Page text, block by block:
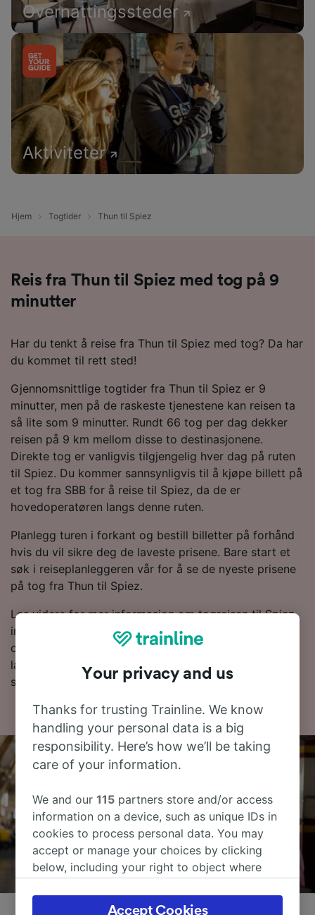
Overnattingssteder
Aktiviteter
Hjem Togtider Thun til Spiez
Reis fra Thun til Spiez med tog på 9
minutter
Har du tenkt å reise fra Thun til Spiez med tog? Da har
du kommet til rett sted!
Gjennomsnittlige togtider fra Thun til Spiez er 9
minutter, men på de raskeste tjenestene kan reisen ta
så lite som 9 minutter. Rundt 66 tog per dag dekker
reisen på 9 km mellom disse to destinasjonene.
Direkte tog er vanligvis tilgjengelig hver dag på ruten
til Spiez. Du kommer sannsynligvis til å kjøpe billett på
et tog fra SBB for å reise til Spiez, da de er
hovedoperatøren langs denne ruten.
Planlegg turen i forkant og bestill billetter på forhånd
hvis du vil sikre deg de laveste prisene. Bare start et
søk i reiseplanleggeren vår for å se de nyeste prisene
på tog fra Thun til Spiez.
Les videre for mer informasjon om togreisen til Spiez,
inkludert vanlige spørsmål, rutetabeller med de første
og siste togene og tips om å bestille togbilletter til en
lav pris. Hvis du er klar til å bestille, er det bare å
starte billettsøket ditt hos oss.
Your privacy and us
Thanks for trusting Trainline. We know
handling your personal data is a big
responsibility. Here’s how we’ll be taking
care of your information.
We and our115 partners store and/or access
information on a device, such as unique IDs in
cookies to process personal data. You may
accept or manage your choices by clicking
below, including your right to object where
the privacy policy page. These choices will be
Accept Cookies